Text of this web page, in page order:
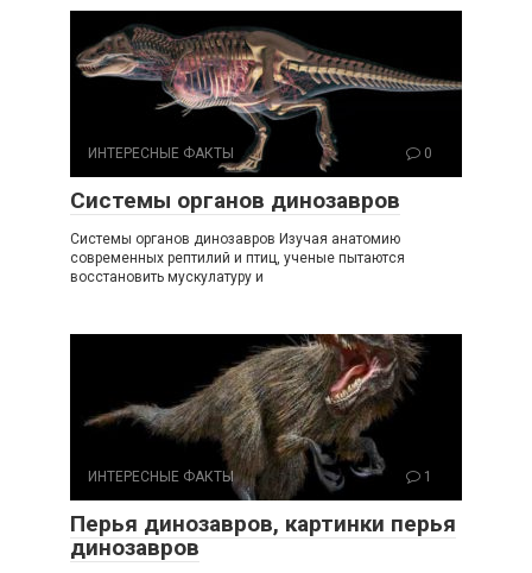
ИНТЕРЕСНЫЕ ФАКТЫ 0
Системы органов динозавров
Системы органов динозавров Изучая анатомию
современных рептилий и птиц, ученые пытаются
восстановить мускулатуру и
ИНТЕРЕСНЫЕ ФАКТЫ 1
Перья динозавров, картинки перья
динозавров